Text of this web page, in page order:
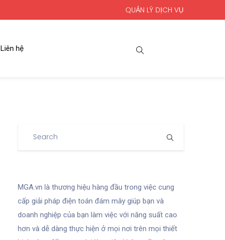
QUẢN LÝ DỊCH VỤ
Liên hệ
MGA.vn là thương hiệu hàng đầu trong việc cung
cấp giải pháp điện toán đám mây giúp bạn và
doanh nghiệp của bạn làm việc với năng suất cao
hơn và dễ dàng thực hiện ở mọi nơi trên mọi thiết